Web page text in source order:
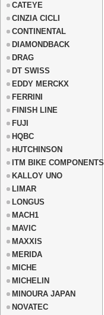
CATEYE
CINZIA CICLI
CONTINENTAL
DIAMONDBACK
DRAG
DT SWISS
EDDY MERCKX
FERRINI
FINISH LINE
FUJI
HQBC
HUTCHINSON
ITM BIKE COMPONENTS
KALLOY UNO
LIMAR
LONGUS
MACH1
MAVIC
MAXXIS
MERIDA
MICHE
MICHELIN
MINOURA JAPAN
NOVATEC